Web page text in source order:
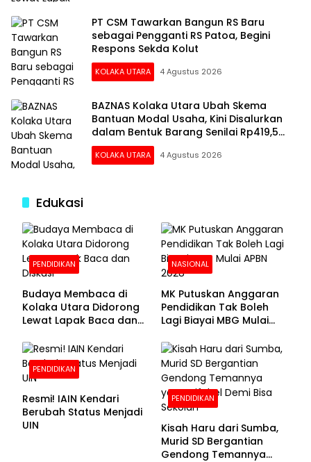
PT CSM Tawarkan Bangun RS Baru
sebagai Pengganti RS Patoa, Begini
Respons Sekda Kolut
KOLAKA UTARA 4 Agustus 2026
BAZNAS Kolaka Utara Ubah Skema
Bantuan Modal Usaha, Kini Disalurkan
dalam Bentuk Barang Senilai Rp419,5
Juta
KOLAKA UTARA 4 Agustus 2026
Edukasi
PENDIDIKAN
Budaya Membaca di
Kolaka Utara Didorong
Lewat Lapak Baca dan
NASIONAL
MK Putuskan Anggaran
Pendidikan Tak Boleh
Lagi Biayai MBG Mulai
PENDIDIKAN
Resmi! IAIN Kendari
Berubah Status Menjadi
UIN
PENDIDIKAN
Kisah Haru dari Sumba,
Murid SD Bergantian
Gendong Temannya